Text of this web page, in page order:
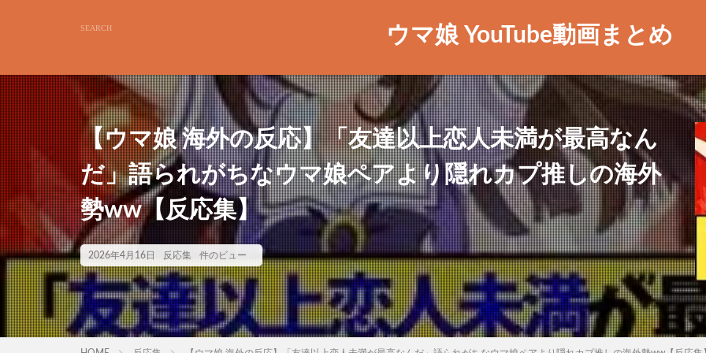
ウマ娘 YouTube動画まとめ
【ウマ娘 海外の反応】「友達以上恋人未満が最高なん
だ」語られがちなウマ娘ペアより隠れカプ推しの海外
勢ww【反応集】
2026年4月16日 反応集 件のビュー